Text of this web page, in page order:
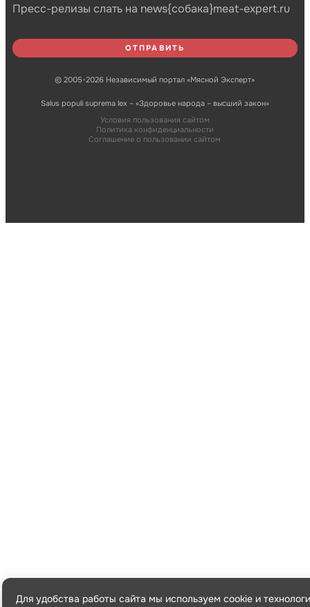
Пресс-релизы слать на news{собака}meat-expert.ru
© 2005-2026 Независимый портал «Мясной Эксперт»
Salus populi suprema lex – «Здоровье народа – высший закон»
Условия пользования сайтом
Политика конфиденциальности
Соглашение о пользовании сайтом
Для удобства работы сайта мы используем cookie и